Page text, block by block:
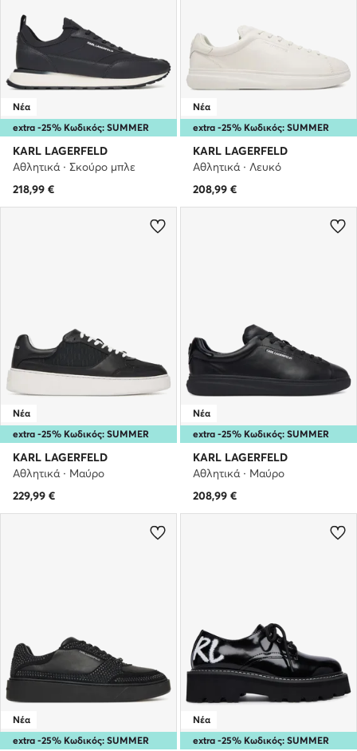
extra -25% Κωδικός: SUMMER
Νέα
KARL LAGERFELD
Αθλητικά · Σκούρο μπλε
218,99 €
extra -25% Κωδικός: SUMMER
Νέα
KARL LAGERFELD
Αθλητικά · Λευκό
208,99 €
extra -25% Κωδικός: SUMMER
Νέα
KARL LAGERFELD
Αθλητικά · Μαύρο
229,99 €
extra -25% Κωδικός: SUMMER
Νέα
KARL LAGERFELD
Αθλητικά · Μαύρο
208,99 €
extra -25% Κωδικός: SUMMER
Νέα
extra -25% Κωδικός: SUMMER
Νέα